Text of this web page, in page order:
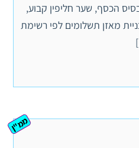
בסיס הכסף, שער חליפין קבוע,
נייד. שאלה 1: בניית מאזן תשלומים לפי רשימת
ממ"ן